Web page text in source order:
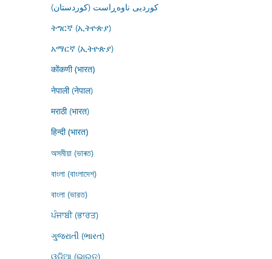
کوردیی ناوەڕاست (کوردستان)
ትግርኛ (ኢትዮጵያ)
አማርኛ (ኢትዮጵያ)
कोंकणी (भारत)
नेपाली (नेपाल)
मराठी (भारत)
हिन्दी (भारत)
অসমীয়া (ভাৰত)
বাংলা (বাংলাদেশ)
বাংলা (ভারত)
ਪੰਜਾਬੀ (ਭਾਰਤ)
ગુજરાતી (ભારત)
ଓଡ଼ିଆ (ଭାରତ)